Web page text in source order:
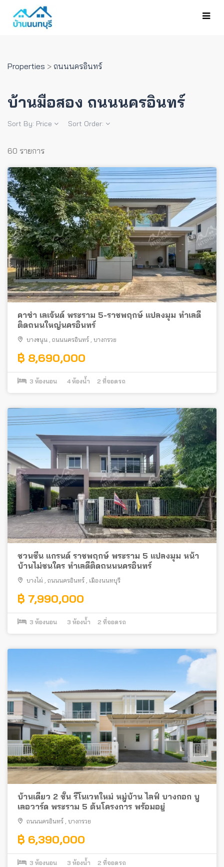
Properties > ถนนนครอินทร์
บ้านมือสอง ถนนนครอินทร์
Sort By: Price Sort Order:
60 รายการ
คาซ่า เลเจ้นด์ พระราม 5-ราชพฤกษ์ แปลงมุม ทำเลดี
ติดถนนใหญ่นครอินทร์
บางขนุน ถนนนครอินทร์ บางกรวย
฿ 8,690,000
3 ห้องนอน 4 ห้องน้ำ 2 ที่จอดรถ
ชวนชื่น แกรนด์ ราชพฤกษ์ พระราม 5 แปลงมุม หน้า
บ้านไม่ชนใคร ทำเลดีติดถนนนครอินทร์
บางไผ่ ถนนนครอินทร์ เมืองนนทบุรี
฿ 7,990,000
3 ห้องนอน 3 ห้องน้ำ 2 ที่จอดรถ
บ้านเดี่ยว 2 ชั้น รีโนเวทใหม่ หมู่บ้าน ไลฟ์ บางกอก บู
เลอวาร์ด พระราม 5 ต้นโครงการ พร้อมอยู่
ถนนนครอินทร์ บางกรวย
฿ 6,390,000
3 ห้องนอน 3 ห้องน้ำ 2 ที่จอดรถ